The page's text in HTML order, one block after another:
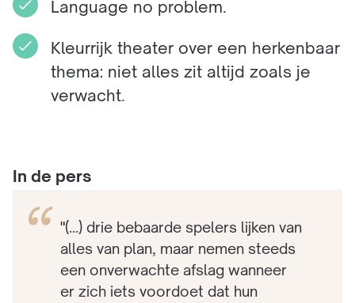
Language no problem.
Kleurrijk theater over een herkenbaar
thema: niet alles zit altijd zoals je
verwacht.
In de pers
"(...) drie bebaarde spelers lijken van
alles van plan, maar nemen steeds
een onverwachte afslag wanneer
er zich iets voordoet dat hun